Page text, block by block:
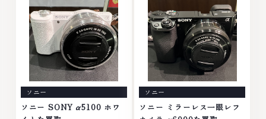
ソニー
ソニー SONY α5100 ホワ
ソニー
ソニー ミラーレス一眼レフ